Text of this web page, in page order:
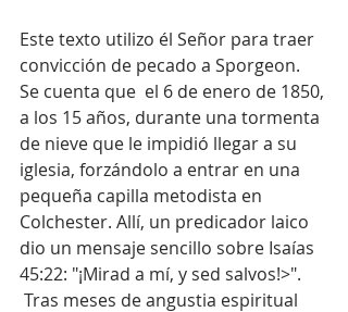
Este texto utilizo él Señor para traer
convicción de pecado a Sporgeon.
Se cuenta que  el 6 de enero de 1850,
a los 15 años, durante una tormenta
de nieve que le impidió llegar a su
iglesia, forzándolo a entrar en una
pequeña capilla metodista en
Colchester. Allí, un predicador laico
dio un mensaje sencillo sobre Isaías
45:22: "¡Mirad a mí, y sed salvos!>".